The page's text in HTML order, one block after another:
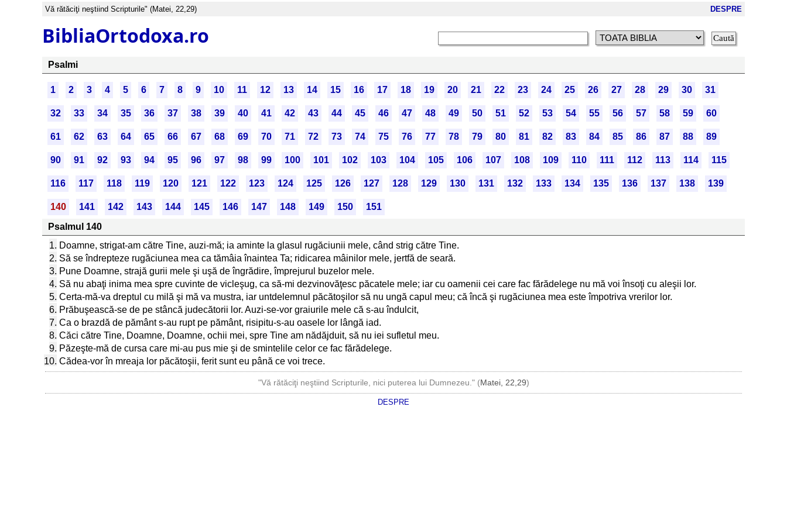
Vă rătăciţi neştiind Scripturile" (Matei, 22,29) DESPRE
BibliaOrtodoxa.ro
Psalmi
1 2 3 4 5 6 7 8 9 10 11 12 13 14 15 16 17 18 19 20 21 22 23 24 25 26 27 28 29 30 31
32 33 34 35 36 37 38 39 40 41 42 43 44 45 46 47 48 49 50 51 52 53 54 55 56 57 58 59 60
61 62 63 64 65 66 67 68 69 70 71 72 73 74 75 76 77 78 79 80 81 82 83 84 85 86 87 88 89
90 91 92 93 94 95 96 97 98 99 100 101 102 103 104 105 106 107 108 109 110 111 112 113 114 115
116 117 118 119 120 121 122 123 124 125 126 127 128 129 130 131 132 133 134 135 136 137 138 139
140 141 142 143 144 145 146 147 148 149 150
151
Psalmul 140
1. Doamne, strigat-am către Tine, auzi-mă; ia aminte la glasul rugăciunii mele, când strig către Tine.
2. Să se îndrepteze rugăciunea mea ca tămâia înaintea Ta; ridicarea mâinilor mele, jertfă de seară.
3. Pune Doamne, strajă gurii mele şi uşă de îngrădire, împrejurul buzelor mele.
4. Să nu abaţi inima mea spre cuvinte de vicleşug, ca să-mi dezvinovăţesc păcatele mele; iar cu oamenii cei care fac fărădelege nu mă voi însoţi cu aleşii lor.
5. Certa-mă-va dreptul cu milă şi mă va mustra, iar untdelemnul păcătoşilor să nu ungă capul meu; că încă şi rugăciunea mea este împotriva vrerilor lor.
6. Prăbuşească-se de pe stâncă judecătorii lor. Auzi-se-vor graiurile mele că s-au îndulcit,
7. Ca o brazdă de pământ s-au rupt pe pământ, risipitu-s-au oasele lor lângă iad.
8. Căci către Tine, Doamne, Doamne, ochii mei, spre Tine am nădăjduit, să nu iei sufletul meu.
9. Păzeşte-mă de cursa care mi-au pus mie şi de smintelile celor ce fac fărădelege.
10. Cădea-vor în mreaja lor păcătoşii, ferit sunt eu până ce voi trece.
"Vă rătăciţi neştiind Scripturile, nici puterea lui Dumnezeu." (Matei, 22,29)
DESPRE